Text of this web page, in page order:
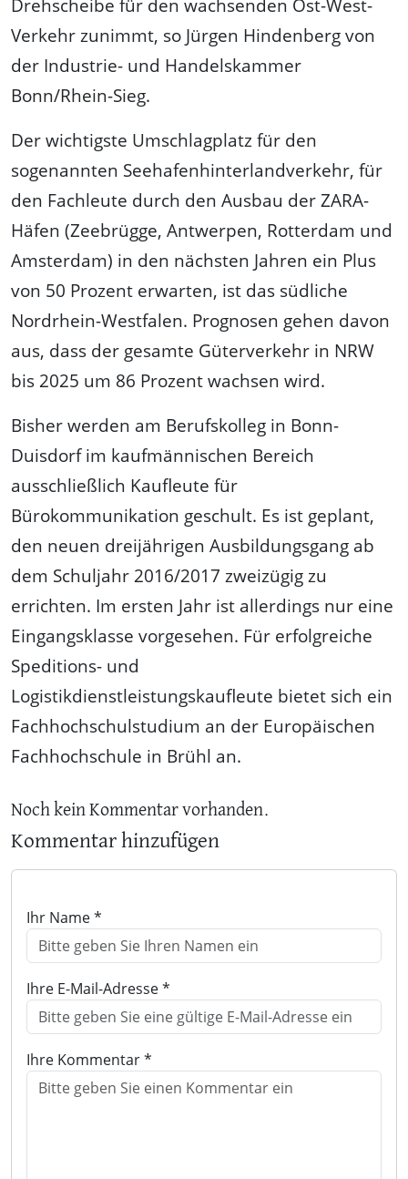
Verkehr zunimmt, so Jürgen Hindenberg von
der Industrie- und Handelskammer
Bonn/Rhein-Sieg.
Der wichtigste Umschlagplatz für den
sogenannten Seehafenhinterlandverkehr, für
den Fachleute durch den Ausbau der ZARA-
Häfen (Zeebrügge, Antwerpen, Rotterdam und
Amsterdam) in den nächsten Jahren ein Plus
von 50 Prozent erwarten, ist das südliche
Nordrhein-Westfalen. Prognosen gehen davon
aus, dass der gesamte Güterverkehr in NRW
bis 2025 um 86 Prozent wachsen wird.
Bisher werden am Berufskolleg in Bonn-
Duisdorf im kaufmännischen Bereich
ausschließlich Kaufleute für
Bürokommunikation geschult. Es ist geplant,
den neuen dreijährigen Ausbildungsgang ab
dem Schuljahr 2016/2017 zweizügig zu
errichten. Im ersten Jahr ist allerdings nur eine
Eingangsklasse vorgesehen. Für erfolgreiche
Speditions- und
Logistikdienstleistungskaufleute bietet sich ein
Fachhochschulstudium an der Europäischen
Fachhochschule in Brühl an.
Noch kein Kommentar vorhanden.
Kommentar hinzufügen
Ihr Name *
Ihre E-Mail-Adresse *
Ihre Kommentar *